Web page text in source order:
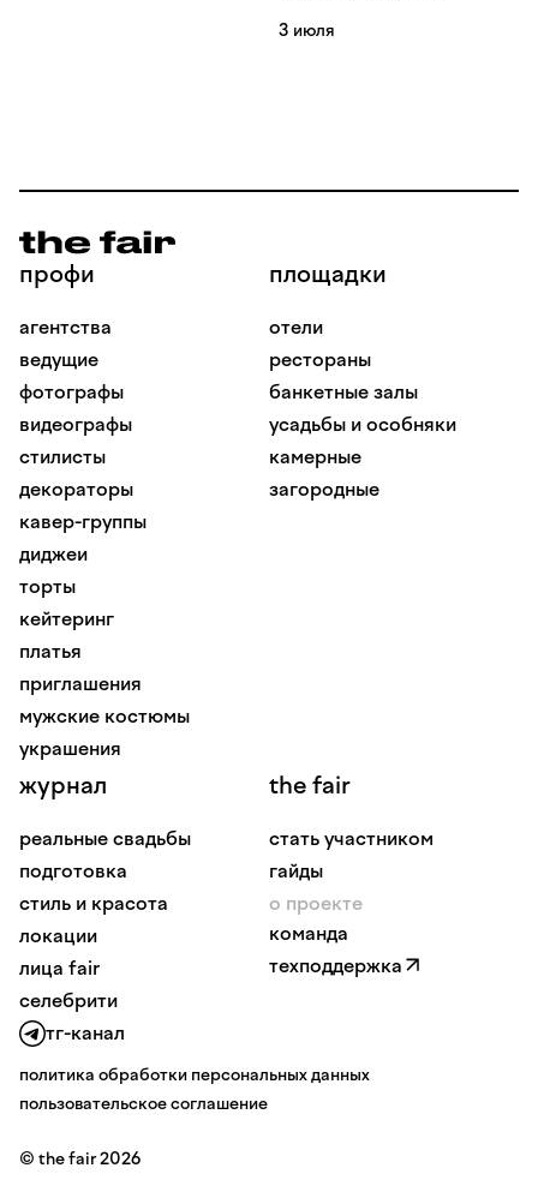
3 июля
профи
агентства
ведущие
фотографы
видеографы
стилисты
декораторы
кавер-группы
диджеи
торты
кейтеринг
платья
приглашения
мужские костюмы
украшения
площадки
отели
рестораны
банкетные залы
усадьбы и особняки
камерные
загородные
журнал
реальные свадьбы
подготовка
стиль и красота
локации
лица fair
селебрити
the fair
стать участником
гайды
о проекте
команда
техподдержка
тг-канал
политика обработки персональных данных
пользовательское соглашение
© the fair 2026